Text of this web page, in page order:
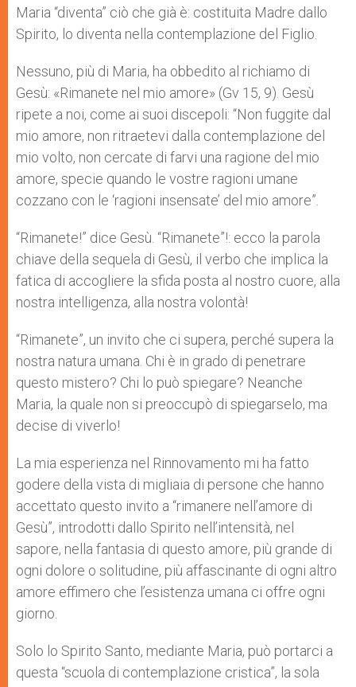
Maria “diventa” ciò che già è: costituita Madre dallo
Spirito, lo diventa nella contemplazione del Figlio.
Nessuno, più di Maria, ha obbedito al richiamo di
Gesù: «Rimanete nel mio amore» (Gv 15, 9). Gesù
ripete a noi, come ai suoi discepoli: “Non fuggite dal
mio amore, non ritraetevi dalla contemplazione del
mio volto, non cercate di farvi una ragione del mio
amore, specie quando le vostre ragioni umane
cozzano con le ‘ragioni insensate’ del mio amore”.
“Rimanete!” dice Gesù. “Rimanete”!: ecco la parola
chiave della sequela di Gesù, il verbo che implica la
fatica di accogliere la sfida posta al nostro cuore, alla
nostra intelligenza, alla nostra volontà!
“Rimanete”, un invito che ci supera, perché supera la
nostra natura umana. Chi è in grado di penetrare
questo mistero? Chi lo può spiegare? Neanche
Maria, la quale non si preoccupò di spiegarselo, ma
decise di viverlo!
La mia esperienza nel Rinnovamento mi ha fatto
godere della vista di migliaia di persone che hanno
accettato questo invito a “rimanere nell’amore di
Gesù”, introdotti dallo Spirito nell’intensità, nel
sapore, nella fantasia di questo amore, più grande di
ogni dolore o solitudine, più affascinante di ogni altro
amore effimero che l’esistenza umana ci offre ogni
giorno.
Solo lo Spirito Santo, mediante Maria, può portarci a
questa “scuola di contemplazione cristica”, la sola